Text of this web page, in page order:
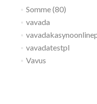
Somme (80)
vavada
vavadatestpl
Vavus